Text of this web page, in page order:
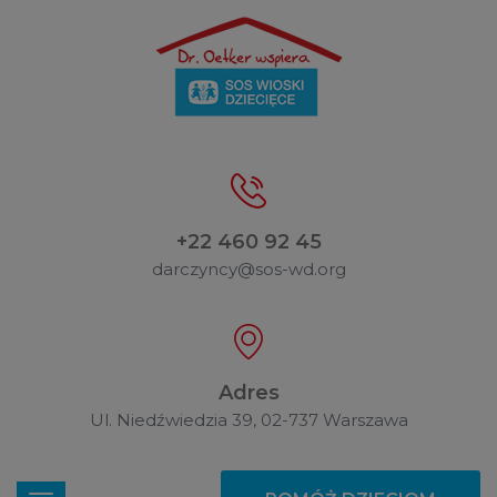
+22 460 92 45
darczyncy@sos-wd.org
Adres
Ul. Niedźwiedzia 39, 02-737 Warszawa